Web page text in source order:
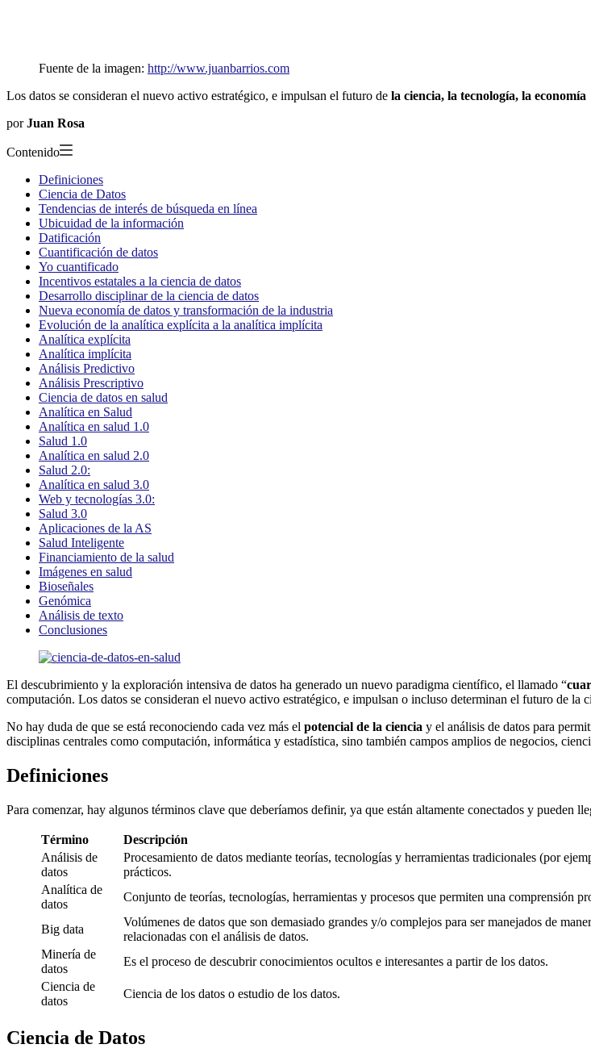
Fuente de la imagen: http://www.juanbarrios.com
Los datos se consideran el nuevo activo estratégico, e impulsan el futuro de la ciencia, la tecnología, la economía
porJuan Rosa
Contenido
Definiciones
Ciencia de Datos
Tendencias de interés de búsqueda en línea
Ubicuidad de la información
Datificación
Cuantificación de datos
Yo cuantificado
Incentivos estatales a la ciencia de datos
Desarrollo disciplinar de la ciencia de datos
Nueva economía de datos y transformación de la industria
Evolución de la analítica explícita a la analítica implícita
Analítica explícita
Analítica implícita
Análisis Predictivo
Análisis Prescriptivo
Ciencia de datos en salud
Analítica en Salud
Analítica en salud 1.0
Salud 1.0
Analítica en salud 2.0
Salud 2.0:
Analítica en salud 3.0
Web y tecnologías 3.0:
Salud 3.0
Aplicaciones de la AS
Salud Inteligente
Financiamiento de la salud
Imágenes en salud
Bioseñales
Genómica
Análisis de texto
Conclusiones
El descubrimiento y la exploración intensiva de datos ha generado un nuevo paradigma científico, el llamado “
computación. Los datos se consideran el nuevo activo estratégico, e impulsan o incluso determinan el futuro de
No hay duda de que se está reconociendo cada vez más el potencial de la ciencia y el análisis de datos para
disciplinas centrales como computación, informática y estadística, sino también campos amplios de negocios,
Definiciones
Para comenzar, hay algunos términos clave que deberíamos definir, ya que están altamente conectados y pueden
Término
Descripción
Análisis de
datos
Procesamiento de datos mediante teorías, tecnologías y herramientas tradicionales (por
prácticos.
Analítica de
datos
Conjunto de teorías, tecnologías, herramientas y procesos que permiten una comprensión
Big data
Volúmenes de datos que son demasiado grandes y/o complejos para ser manejados de
relacionadas con el análisis de datos.
Minería de
datos
Es el proceso de descubrir conocimientos ocultos e interesantes a partir de los datos.
Ciencia de
datos
Ciencia de los datos o estudio de los datos.
Ciencia de Datos